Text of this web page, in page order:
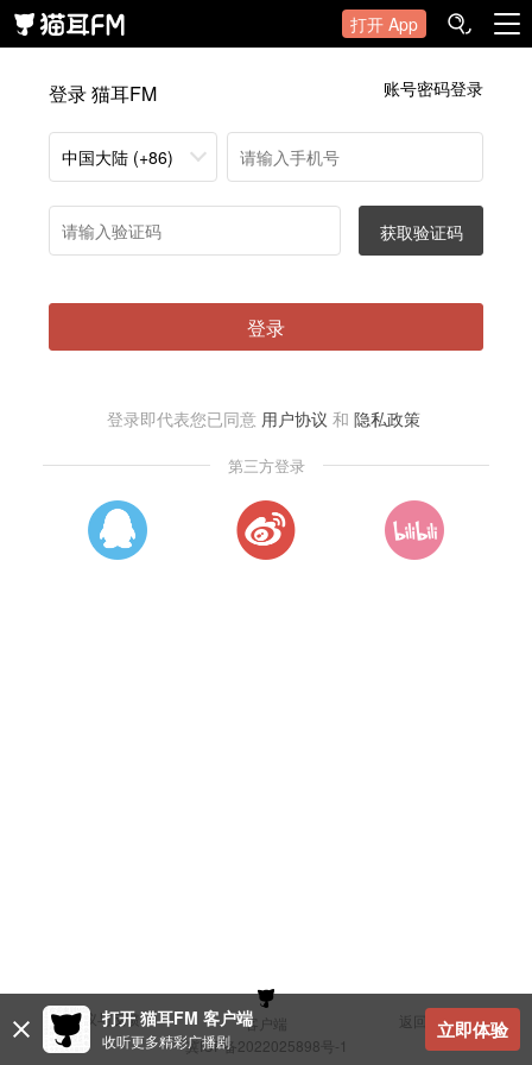
打开 App
登录 猫耳FM 账号密码登录
中国大陆 (+86)
获取验证码
登录
登录即代表您已同意 用户协议 和 隐私政策
第三方登录
建议与反馈 客户端
返回顶部
冀ICP备2022025898号-1
打开 猫耳FM 客户端
收听更多精彩广播剧 立即体验